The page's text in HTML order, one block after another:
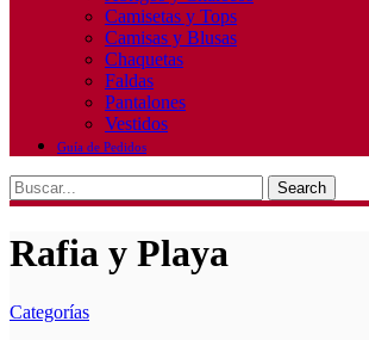
Camisetas y Tops
Camisas y Blusas
Chaquetas
Faldas
Pantalones
Vestidos
Guía de Pedidos
Search
Rafia y Playa
Categorías